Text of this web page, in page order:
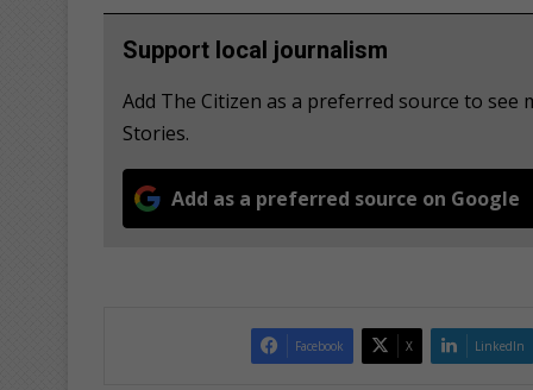
Support local journalism
Add The Citizen as a preferred source to
Stories.
Add as a preferred source on Google
Facebook X LinkedIn